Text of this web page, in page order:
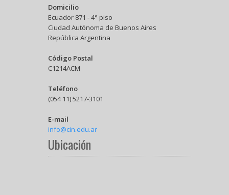
Domicilio
Ecuador 871 - 4° piso
Ciudad Autónoma de Buenos Aires
República Argentina
Código Postal
C1214ACM
Teléfono
(054 11) 5217-3101
E-mail
info@cin.edu.ar
Ubicación